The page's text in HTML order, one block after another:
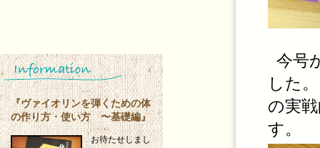
今号
した
の実
す。
『ヴァイオリンを弾くための体
の作り方・使い方 〜基礎編』
お待たせしまし